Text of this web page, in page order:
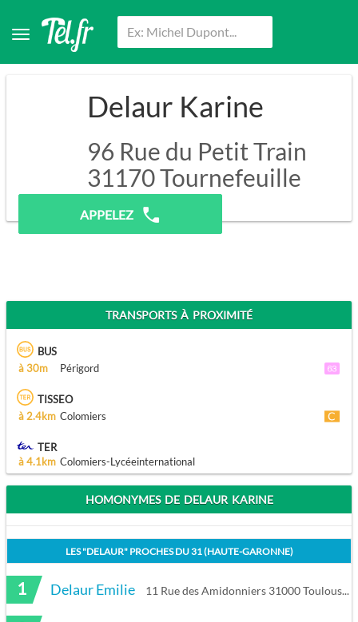
Delaur Karine
96 Rue du Petit Train
31170Tournefeuille
Pas de prospection.
APPELEZ
TRANSPORTS À PROXIMITÉ
BUS
à 30m
Périgord
TISSEO
à 2.4km Colomiers
TER
à 4.1km Colomiers-Lycéeinternational
HOMONYMES DE DELAUR KARINE
LES "DELAUR" PROCHES DU31 (HAUTE-GARONNE)
1 Delaur Emilie 11 Rue des Amidonniers 31000 Toulouse